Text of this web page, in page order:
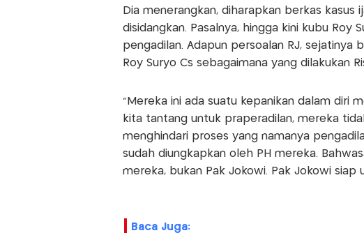
Dia menerangkan, diharapkan berkas
disidangkan. Pasalnya, hingga kini kubu Roy
pengadilan. Adapun persoalan RJ, sejatinya
Roy Suryo Cs sebagaimana yang dilakukan
"Mereka ini ada suatu kepanikan dalam diri
kita tantang untuk praperadilan, mereka
menghindari proses yang namanya
sudah diungkapkan oleh PH mereka.
mereka, bukan Pak Jokowi. Pak Jokowi siap
Baca Juga: